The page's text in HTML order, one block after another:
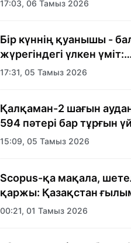
17:03, 06 Тамыз 2026
Бір күннің қуанышы -
жүрегіндегі үлкен үміт:
Алматыда балалар үйінің
17:31, 05 Тамыз 2026
Қалқаман-2 шағын
594 пәтері бар тұрғын
салып бітті
15:09, 05 Тамыз 2026
Scopus-қа мақала,
қаржы: Қазақстан
есебі кімге керек?
00:21, 01 Тамыз 2026